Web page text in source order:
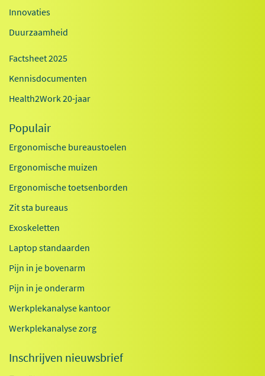
Innovaties
Duurzaamheid
Factsheet 2025
Kennisdocumenten
Health2Work 20-jaar
Populair
Ergonomische bureaustoelen
Ergonomische muizen
Ergonomische toetsenborden
Zit sta bureaus
Exoskeletten
Laptop standaarden
Pijn in je bovenarm
Pijn in je onderarm
Werkplekanalyse kantoor
Werkplekanalyse zorg
Inschrijven nieuwsbrief